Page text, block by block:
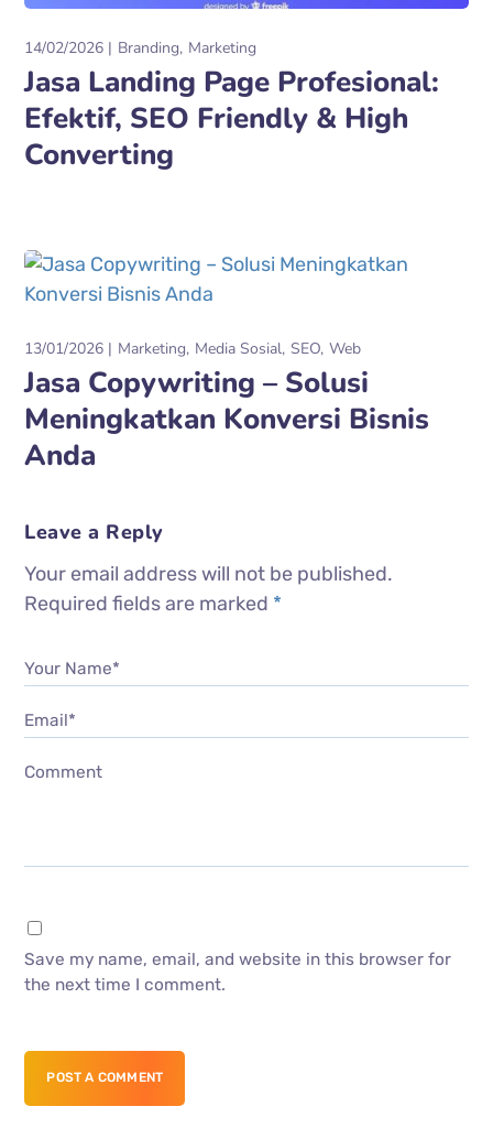
14/02/2026 Branding Marketing
Jasa Landing Page Profesional:
Efektif, SEO Friendly & High
Converting
13/01/2026 Marketing Media Sosial SEO Web
Jasa Copywriting – Solusi
Meningkatkan Konversi Bisnis
Anda
Leave a Reply
Your email address will not be published.
Required fields are marked *
Your Name*
Email*
Comment
Save my name, email, and website in this browser for
the next time I comment.
POST A COMMENT